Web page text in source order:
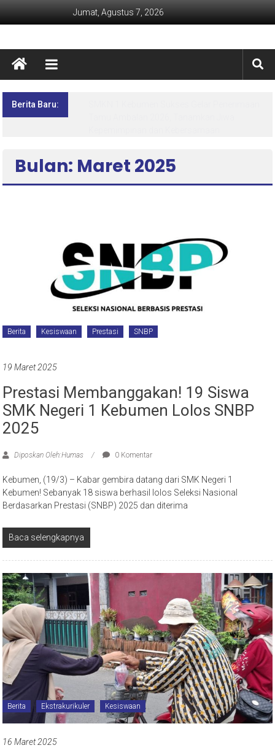
Jumat, Agustus 7, 2026
Berita Baru:
Bulan: Maret 2025
Berita Kesiswaan Prestasi SNBP
19 Maret 2025
Prestasi Membanggakan! 19 Siswa
SMK Negeri 1 Kebumen Lolos SNBP
2025
Diposkan Oleh:Humas 0 Komentar
Kebumen, (19/3) – Kabar gembira datang dari SMK Negeri 1
Kebumen! Sebanyak 18 siswa berhasil lolos Seleksi Nasional
Berdasarkan Prestasi (SNBP) 2025 dan diterima
Baca selengkapnya
Berita Ekstrakurikuler Kesiswaan
16 Maret 2025